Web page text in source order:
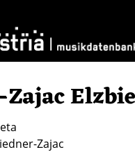
Zajac